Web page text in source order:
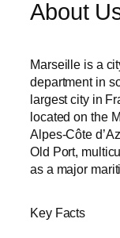
About
Marseille is a
department in
largest city in
located on the
Alpes-Côte
Old Port,
as a major
Key Facts